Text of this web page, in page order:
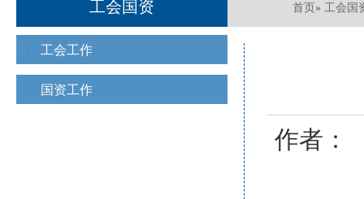
工会国资 首页» 工会国
工会工作
国资工作
作者